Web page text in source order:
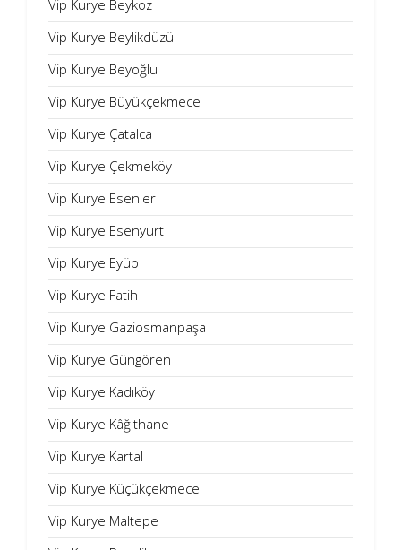
Vip Kurye Beykoz
Vip Kurye Beylikdüzü
Vip Kurye Beyoğlu
Vip Kurye Büyükçekmece
Vip Kurye Çatalca
Vip Kurye Çekmeköy
Vip Kurye Esenler
Vip Kurye Esenyurt
Vip Kurye Eyüp
Vip Kurye Fatih
Vip Kurye Gaziosmanpaşa
Vip Kurye Güngören
Vip Kurye Kadıköy
Vip Kurye Kâğıthane
Vip Kurye Kartal
Vip Kurye Küçükçekmece
Vip Kurye Maltepe